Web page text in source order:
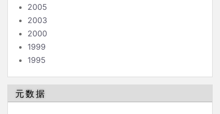
2005
2003
2000
1999
1995
元数据